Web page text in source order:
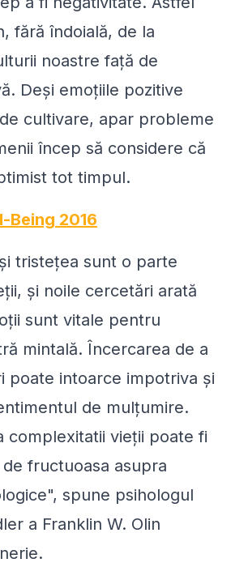
fără îndoială, de la
noastre față de
Deși emoțiile pozitive
cultivare, apar probleme
încep să considere că
tot timpul.
Being 2016
tristețea sunt o parte
și noile cercetări arată
sunt vitale pentru
mintală. Încercarea de a
poate intoarce impotriva și
de mulțumire.
complexitatii vieții poate fi
fructuoasa asupra
spune psihologul
a Franklin W. Olin